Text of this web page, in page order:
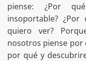
piense: ¿Por
insoportable?
quiero ver?
nosotros piense por
por qué y